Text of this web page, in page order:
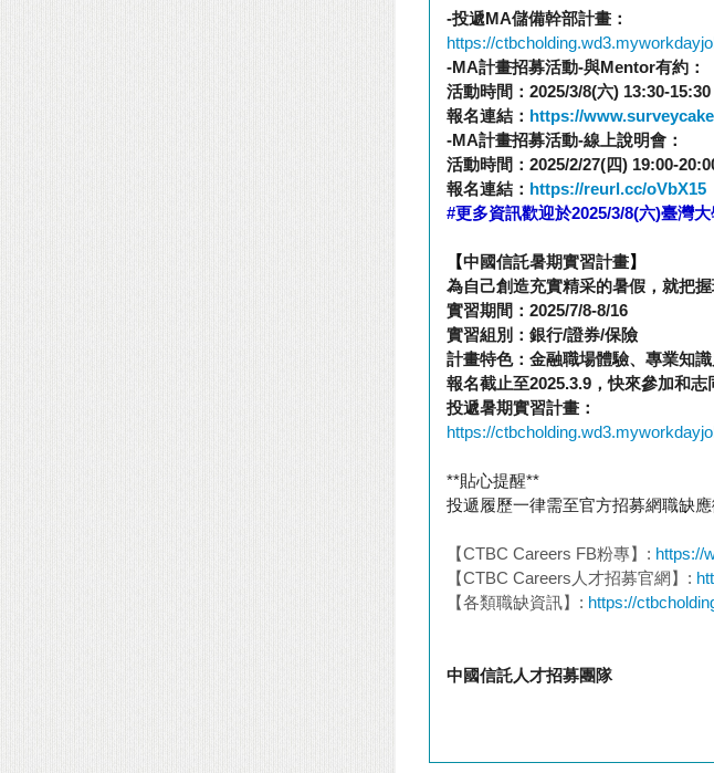
-投遞MA儲備幹部計畫：
https://
-MA計畫招募活動-與Mentor有約：
活動時間： 2025/3/8(六) 13:30-15:30
報名連結： https://
-MA計畫招募活動-線上說明會：
活動時間： 2025/2/27(四) 19:00-
報名連結： https://reurl.cc/oVbX15
#更多資訊歡迎於2025/3/8(六)臺灣
【中國信託暑期實習計畫】
為自己創造充實精采的暑假，就把
實習期間： 2025/7/8-8/16
實習組別：銀行/證券/保險
計畫特色：金融職場體驗、專業知
報名截止至2025.3.9 ，快來參加和
投遞暑期實習計畫：
https://
**貼心提醒**
投遞履歷一律需至官方招募網職缺
【CTBC Careers FB粉專】 : https://
【CTBC Careers 人才招募官網】 :
【各類職缺資訊】 : https://
中國信託人才招募團隊